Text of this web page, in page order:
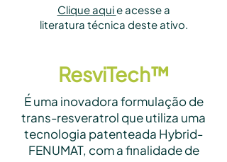
Clique aquie acesse a
literatura técnica deste ativo.
ResviTech™
É uma inovadora formulação de
trans-resveratrol que utiliza uma
tecnologia patenteada Hybrid-
FENUMAT, com a finalidade de